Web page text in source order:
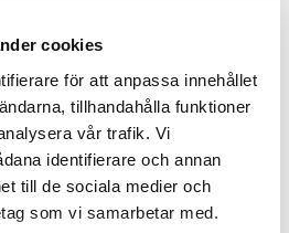
cookies
för att anpassa innehållet
tillhandahålla funktioner
vår trafik. Vi
identifierare och annan
till de sociala medier och
som vi samarbetar med.
med lägre utsläpp
de mest moderna i branschen. Vi
nya, energieffektiva bussar som
erbjuder låg bränsleförbrukning,
för både passagerare och
omgivning.